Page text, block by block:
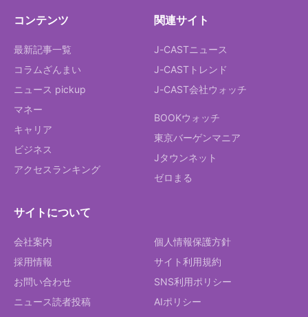
コンテンツ
最新記事一覧
コラムざんまい
ニュース pickup
マネー
キャリア
ビジネス
アクセスランキング
関連サイト
J-CASTニュース
J-CASTトレンド
J-CAST会社ウォッチ
BOOKウォッチ
東京バーゲンマニア
Jタウンネット
ゼロまる
サイトについて
会社案内
採用情報
お問い合わせ
ニュース読者投稿
個人情報保護方針
サイト利用規約
SNS利用ポリシー
AIポリシー